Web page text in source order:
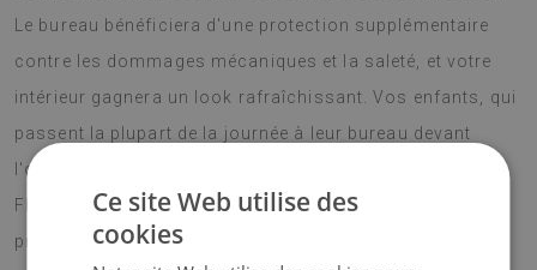
Le bureau bénéficiera d'une protection supplémentaire
contre les dommages mécaniques et la saleté, et votre
intérieur gagnera un look rafraîchissant. Vos enfants, qui
passent la plupart de la journée à leur bureau devant
l'ordinateur, vont surement adorer Sous-main bureau
Fleurs artistiques. Choisissez votre motif préféré et
profitez de votre nouvel ornement pendant longtemps.
Ce site Web utilise des
cookies